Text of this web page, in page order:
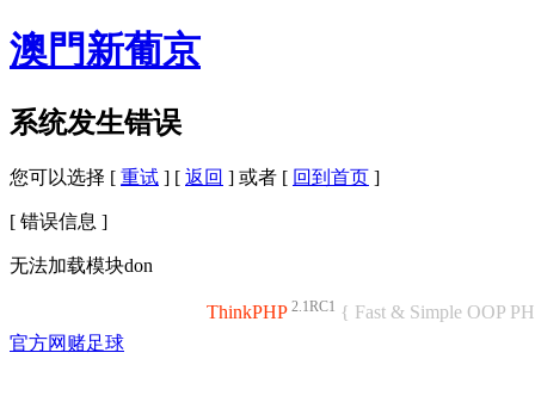
澳門新葡京
系统发生错误
您可以选择 [ 重试 ] [ 返回 ] 或者 [ 回到首页 ]
[ 错误信息 ]
无法加载模块don
ThinkPHP 2.1RC1 { Fast & Simple OOP
官方网赌足球